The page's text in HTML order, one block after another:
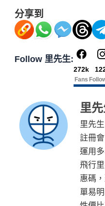
分享到
Follow 里先生:
272k
Fans
里
里先
註冊
運用
飛行
惠碼
單易